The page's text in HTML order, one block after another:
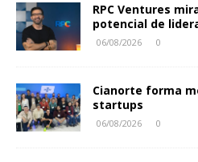
RPC Ventures
potencial de
06/08/2026 0
Cianorte forma
startups
06/08/2026 0